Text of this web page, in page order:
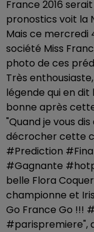
France 2016
pronostics voit la
Mais ce mercredi
société Miss
photo de ces
Très
légende qui en
bonne après
"Quand je vous
décrocher cette
#Prediction
#Gagnante
belle Flora
championne et
Go France Go !!!
#parispremiere",